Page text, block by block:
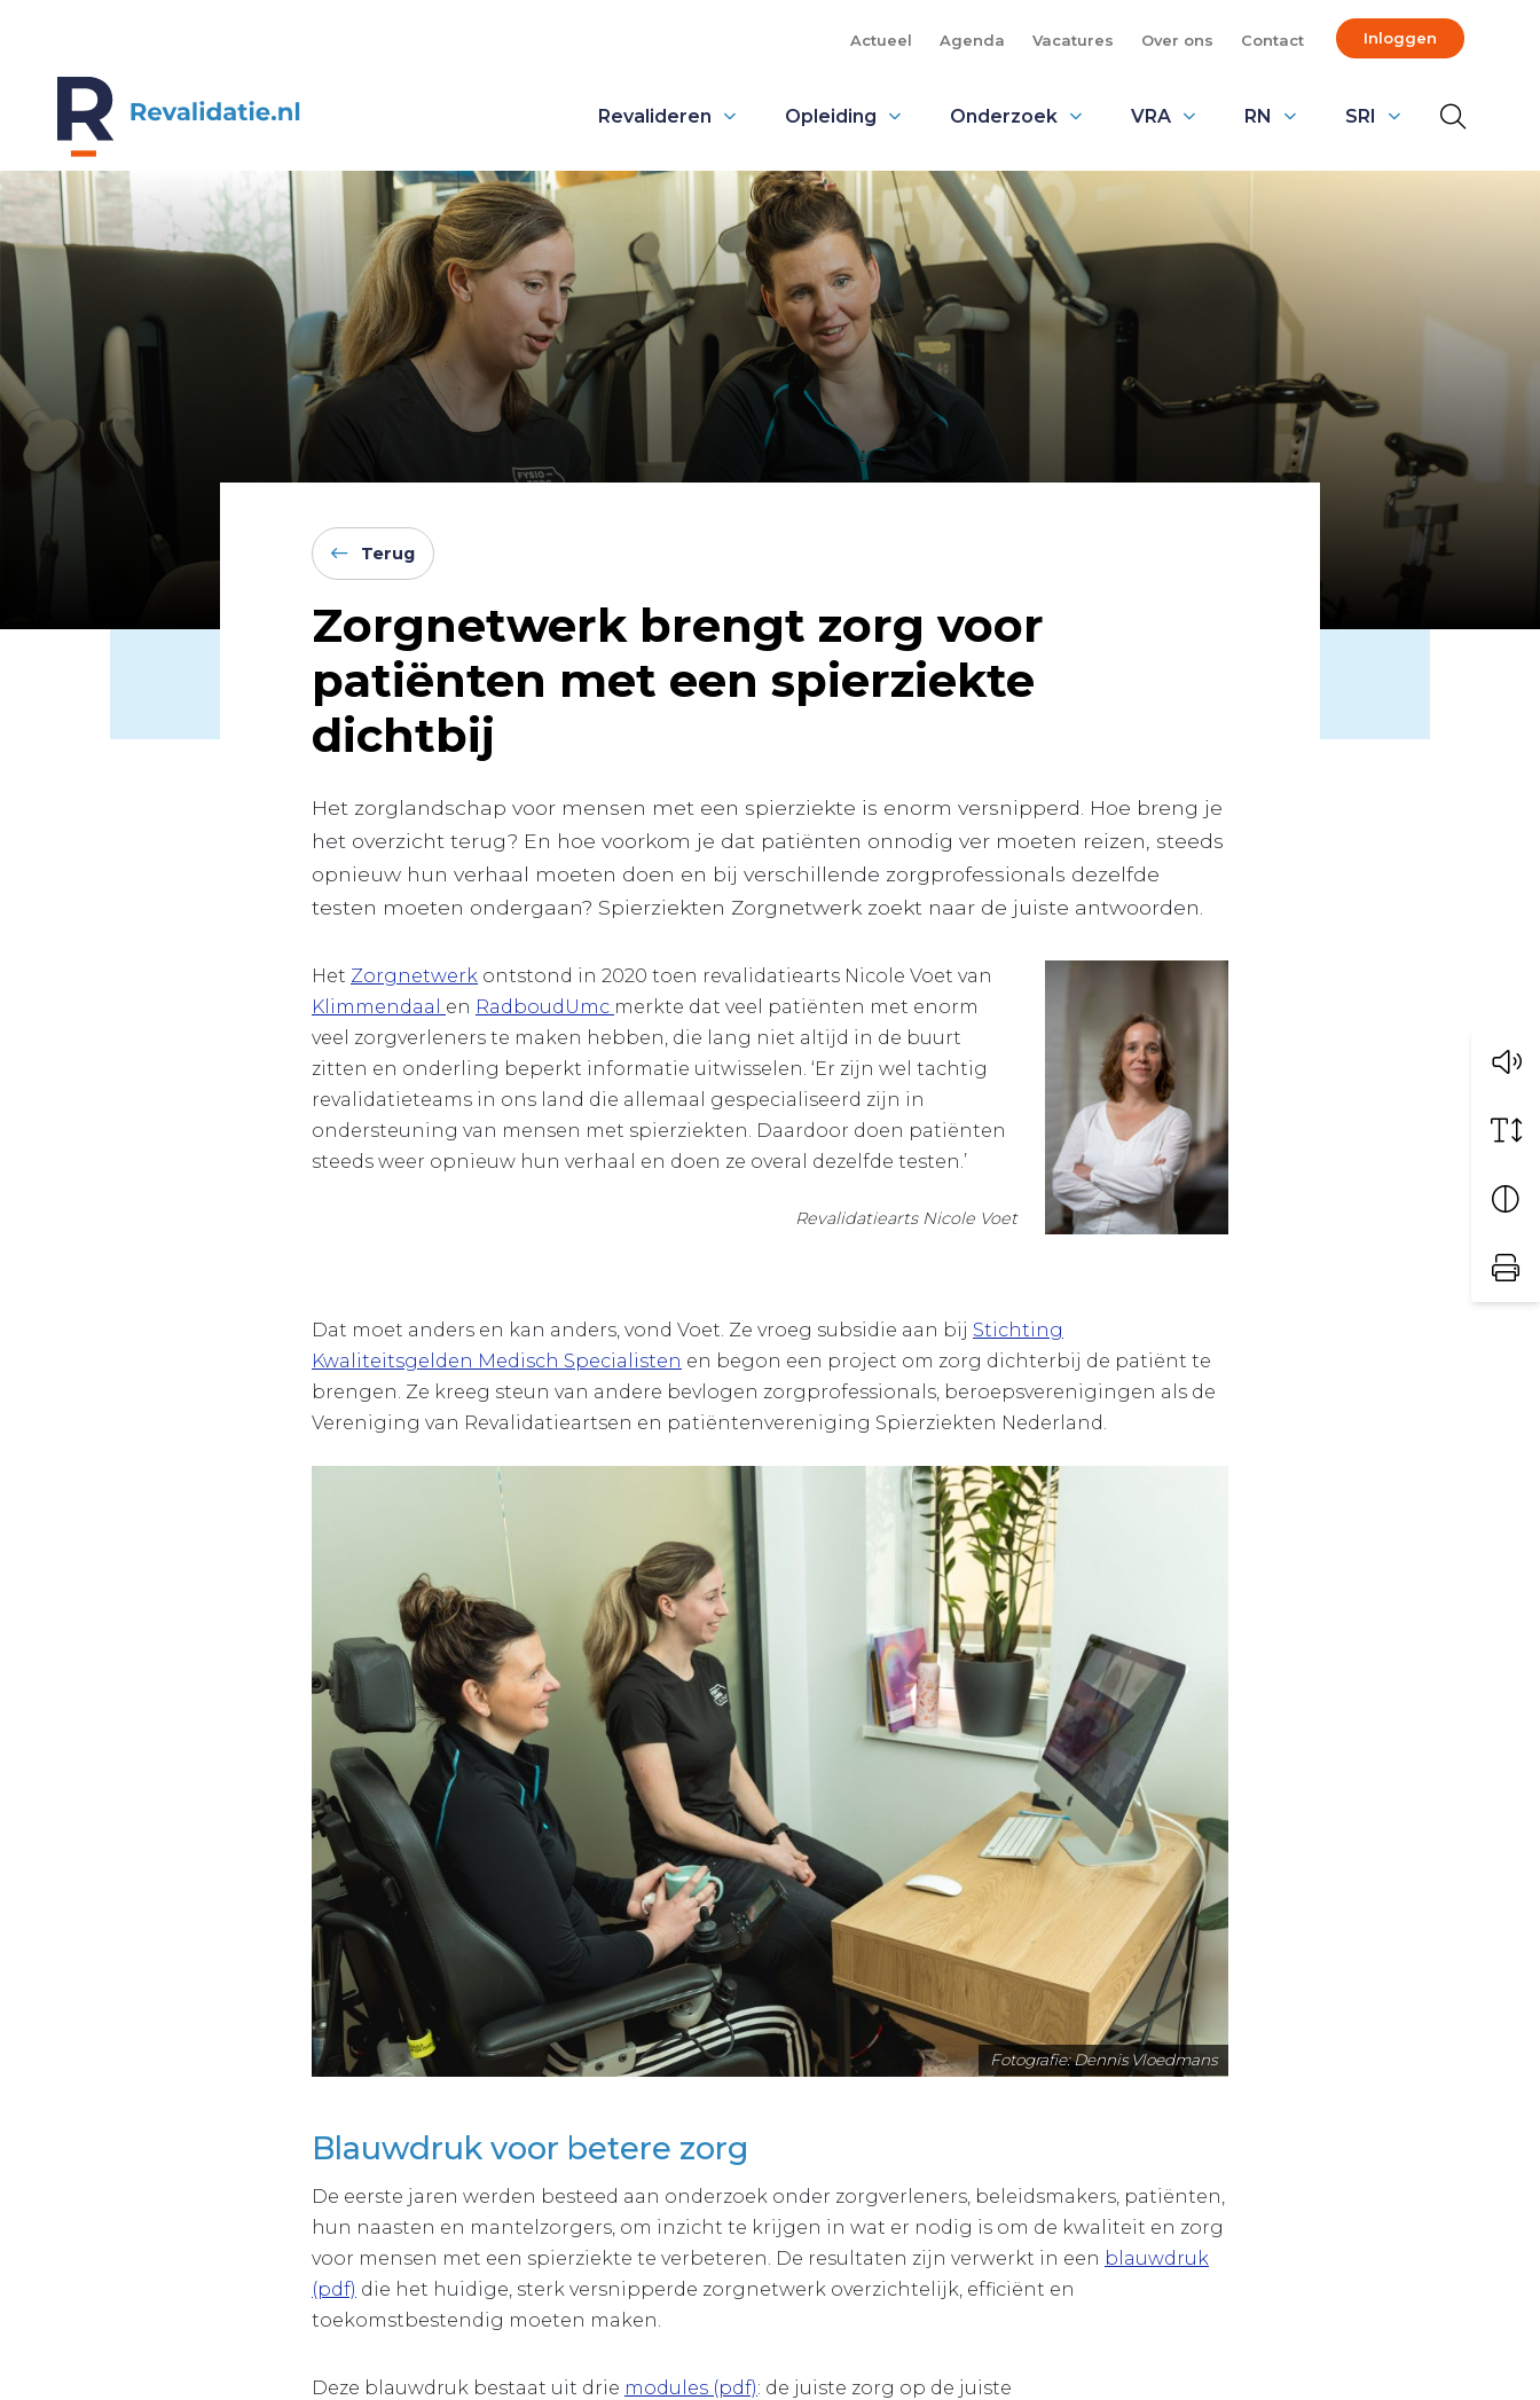
Actueel Agenda Vacatures Over ons Contact Inloggen
REVALIDATIE.NL
Revalideren Opleiding Onderzoek VRA RN SRI
Terug
Zorgnetwerk brengt zorg voor
patiënten met een spierziekte
dichtbij
Het zorglandschap voor mensen met een spierziekte is enorm versnipperd. Hoe breng je
het overzicht terug? En hoe voorkom je dat patiënten onnodig ver moeten reizen, steeds
opnieuw hun verhaal moeten doen en bij verschillende zorgprofessionals dezelfde
testen moeten ondergaan? Spierziekten Zorgnetwerk zoekt naar de juiste antwoorden.
Het Zorgnetwerk ontstond in 2020 toen revalidatiearts Nicole Voet van
Klimmendaal en RadboudUmc merkte dat veel patiënten met enorm
veel zorgverleners te maken hebben, die lang niet altijd in de buurt
zitten en onderling beperkt informatie uitwisselen. ‘Er zijn wel tachtig
revalidatieteams in ons land die allemaal gespecialiseerd zijn in
ondersteuning van mensen met spierziekten. Daardoor doen patiënten
steeds weer opnieuw hun verhaal en doen ze overal dezelfde testen.’
Revalidatiearts Nicole Voet
Dat moet anders en kan anders, vond Voet. Ze vroeg subsidie aan bij Stichting
Kwaliteitsgelden Medisch Specialisten en begon een project om zorg dichterbij de patiënt te
brengen. Ze kreeg steun van andere bevlogen zorgprofessionals, beroepsverenigingen als de
Vereniging van Revalidatieartsen en patiëntenvereniging Spierziekten Nederland.
Fotografie: Dennis Vloedmans
Blauwdruk voor betere zorg
De eerste jaren werden besteed aan onderzoek onder zorgverleners, beleidsmakers, patiënten,
hun naasten en mantelzorgers, om inzicht te krijgen in wat er nodig is om de kwaliteit en zorg
voor mensen met een spierziekte te verbeteren. De resultaten zijn verwerkt in een blauwdruk
(pdf) die het huidige, sterk versnipperde zorgnetwerk overzichtelijk, efficiënt en
toekomstbestendig moeten maken.
Deze blauwdruk bestaat uit drie modules (pdf): de juiste zorg op de juiste